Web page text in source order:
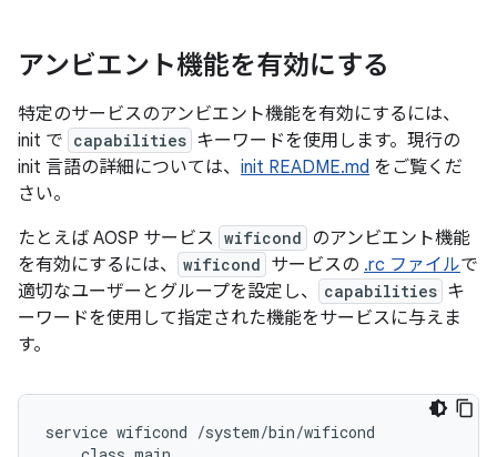
アンビエント機能を有効にする
特定のサービスのアンビエント機能を有効にするには、
init で capabilities キーワードを使用します。現行の
init 言語の詳細については、 init README.md をご覧くだ
さい。
たとえば AOSP サービス wificond のアンビエント機能
を有効にするには、
wificond サービスの .rc ファイルで
適切なユーザーとグループを設定し、
capabilities キ
ーワードを使用して指定された機能をサービスに与えま
す。
service wificond /system/bin/wificond